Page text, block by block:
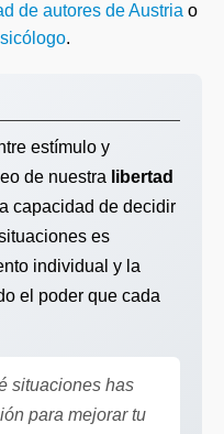
de autores de Austria o
.
estímulo y
de nuestra libertad
capacidad de decidir
es
individual y la
el poder que cada
situaciones has
para mejorar tu